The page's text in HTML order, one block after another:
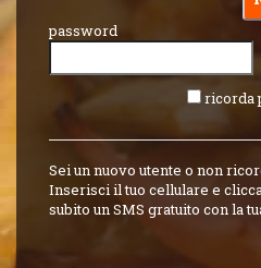
password
ricorda
Sei un nuovo utente o non
Inserisci il tuo cellulare e
subito un SMS gratuito con la